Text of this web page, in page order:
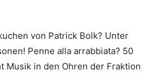
von Patrick Bolk? Unter
Penne alla arrabbiata? 50
Musik in den Ohren der Fraktion